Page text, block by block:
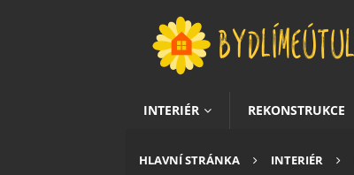
INTERIÉR REKONSTRUKCE
HLAVNÍ STRÁNKA INTERIÉR